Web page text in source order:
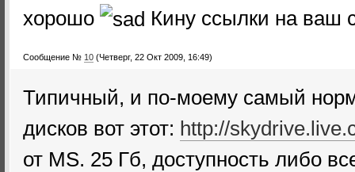
хорошо
Кину ссылки на ваш
Сообщение № 10 (Четверг, 22 Окт 2009, 16:49)
Типичный, и по-моему самый
дисков вот этот: http://
от MS. 25 Гб, доступность либо